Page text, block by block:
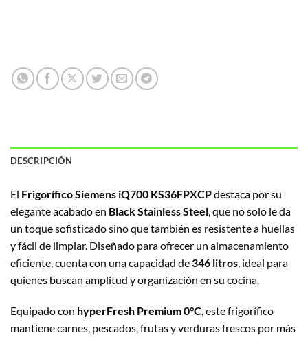
DESCRIPCIÓN
El Frigorífico Siemens iQ700 KS36FPXCPdestaca por su
elegante acabado en Black Stainless Steel , que no solo le da
un toque sofisticado sino que también es resistente a huellas
y fácil de limpiar. Diseñado para ofrecer un almacenamiento
eficiente, cuenta con una capacidad de346 litros , ideal para
quienes buscan amplitud y organización en su cocina.
Equipado con hyperFresh Premium 0°C, este frigorífico
mantiene carnes, pescados, frutas y verduras frescos por más